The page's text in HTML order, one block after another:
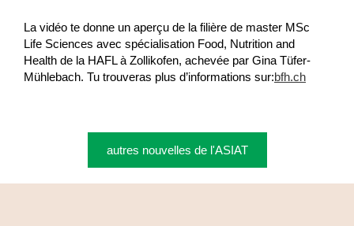
La vidéo te donne un aperçu de la filière de master MSc
Life Sciences avec spécialisation Food, Nutrition and
Health de la HAFL à Zollikofen, achevée par Gina Tüfer-
Mühlebach. Tu trouveras plus d’informations sur:bfh.ch
autres nouvelles de l'ASIAT